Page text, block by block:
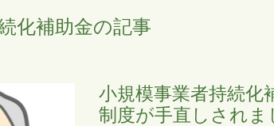
化補助金の記事
小規模事業者持続
制度が手直しされま